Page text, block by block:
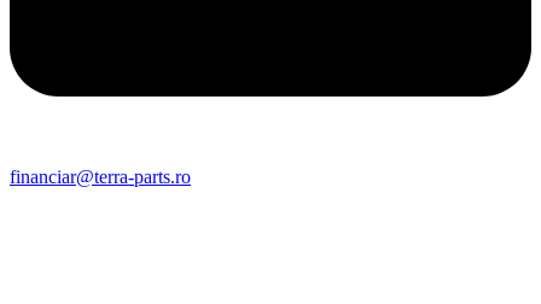
financiar@terra-parts.ro